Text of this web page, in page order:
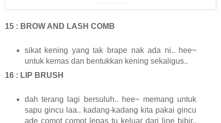
15 : BROW AND LASH COMB
sikat kening yang tak brape nak ada ni.. hee~
untuk kemas dan bentukkan kening sekaligus..
16 : LIP BRUSH
dah terang lagi bersuluh.. hee~ memang untuk
sapu gincu laa.. kadang-kadang kita pakai gincu
ade comot comot lepas tu keluar dari line bibir..